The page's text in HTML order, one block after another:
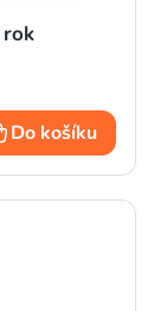
Do košíku